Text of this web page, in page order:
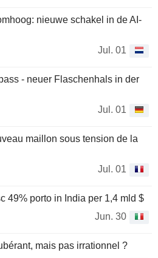
nieuwe schakel in de AI-
Jul. 01
- neuer Flaschenhals in der
Jul. 01
maillon sous tension de la
Jul. 01
49% porto in India per 1,4 mld $
Jun. 30
mais pas irrationnel ?